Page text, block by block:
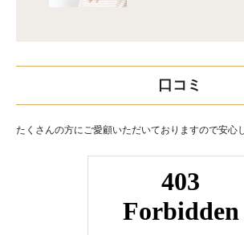
口コミ
たくさんの方にご愛顧いただいておりますので安心